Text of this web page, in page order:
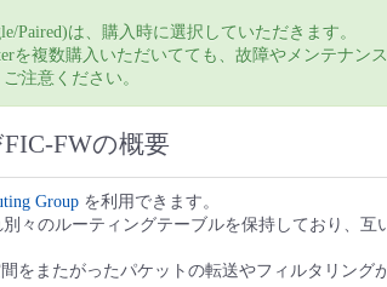
Paired)は、購入時に選択していただきます。
を複数購入いただいてても、故障やメンテナン
注意ください。
FWの概要
Group を利用できます。
別々のルーティングテーブルを保持しており、互
をまたがったパケットの転送やフィルタリング